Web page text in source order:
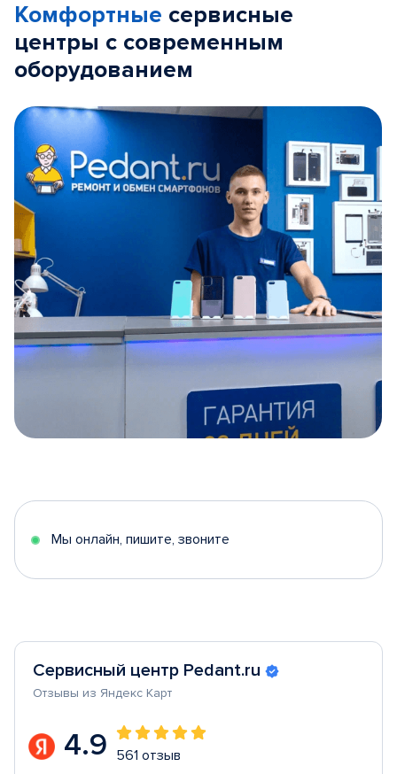
Комфортные сервисные
центры с современным
оборудованием
5
Мы онлайн, пишите, звоните
Сервисный центр Pedant.ru
Отзывы из Яндекс Карт
4.9 561 отзыв